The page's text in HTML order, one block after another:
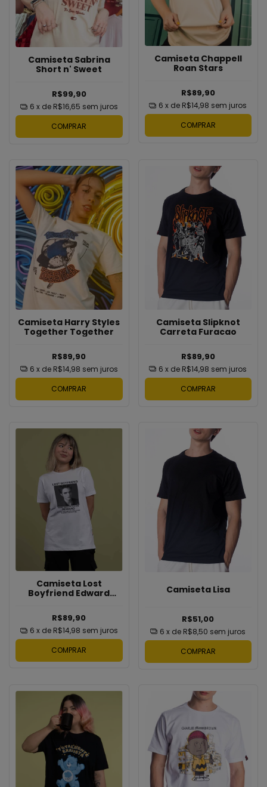
Camiseta Sabrina
Short n' Sweet
R$99,90
6 x de R$16,65 sem juros
COMPRAR
Camiseta Chappell
Roan Stars
R$89,90
6 x de R$14,98 sem juros
COMPRAR
Camiseta Harry Styles
Together Together
R$89,90
6 x de R$14,98 sem juros
COMPRAR
Camiseta Slipknot
Carreta Furacao
R$89,90
6 x de R$14,98 sem juros
COMPRAR
Camiseta Lost
Boyfriend Edward
R$89,90
6 x de R$14,98 sem juros
COMPRAR
Camiseta Lisa
R$51,00
6 x de R$8,50 sem juros
COMPRAR